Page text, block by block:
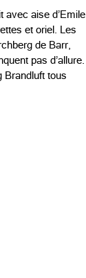
avec aise d’Emile
et oriel. Les
de Barr,
pas d’allure.
Brandluft tous